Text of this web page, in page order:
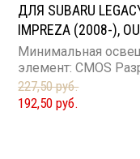
ДЛЯ SUBARU
IMPREZA (2008-),
Минимальная
элемент: CMOS
227,50 руб.
192,50 руб.